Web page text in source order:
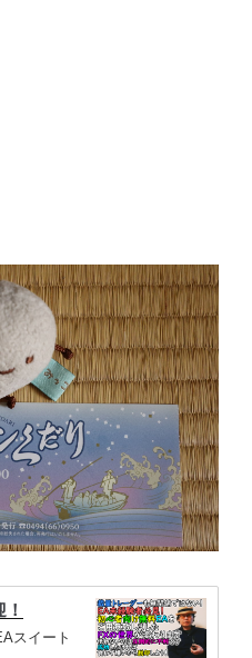
スイート